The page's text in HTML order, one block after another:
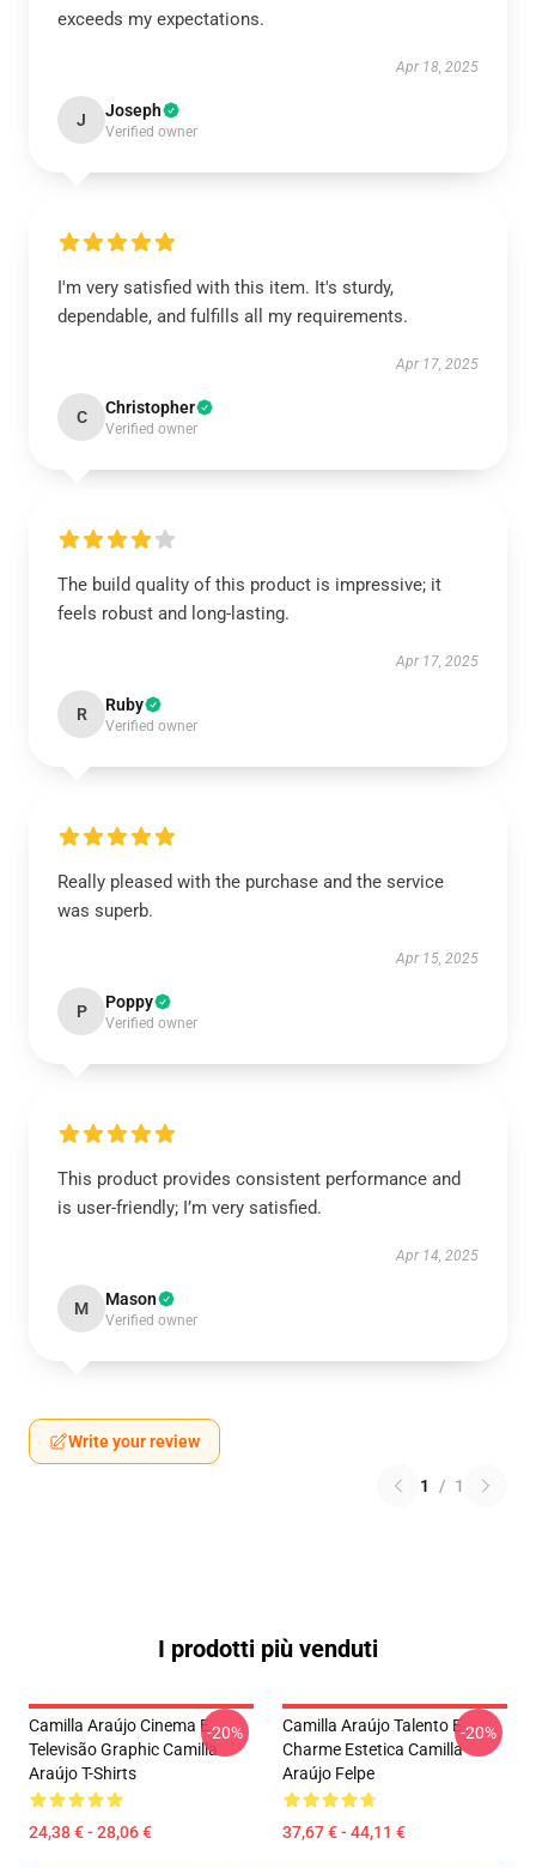
exceeds my expectations.
Apr 18, 2025
J Joseph
Verified owner
I'm very satisfied with this item. It's sturdy,
dependable, and fulfills all my requirements.
Apr 17, 2025
C Christopher
Verified owner
The build quality of this product is impressive; it
feels robust and long-lasting.
Apr 17, 2025
R Ruby
Verified owner
Really pleased with the purchase and the service
was superb.
Apr 15, 2025
P Poppy
Verified owner
This product provides consistent performance and
is user-friendly; I’m very satisfied.
Apr 14, 2025
M Mason
Verified owner
Write your review
1 / 1
I prodotti più venduti
Camilla Araújo Cinema E
Televisão Graphic Camilla
Araújo T-Shirts
24,38 € - 28,06 €
-20%
Camilla Araújo Talento E
Charme Estetica Camilla
Araújo Felpe
37,67 € - 44,11 €
-20%